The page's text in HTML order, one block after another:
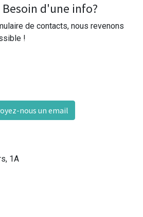
Besoin d'une info?
de contacts, nous revenons
!
nous un email
1A